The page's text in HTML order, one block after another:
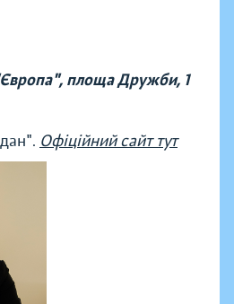
площа Дружби, 1
Офіційний сайт тут